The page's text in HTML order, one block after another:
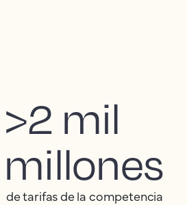
>2 mil
millones
de tarifas de la competencia